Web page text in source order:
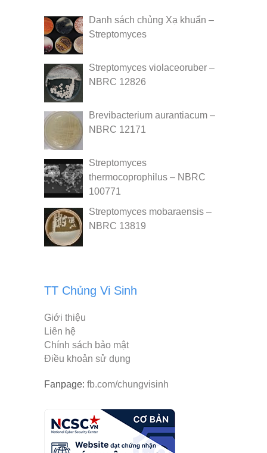
Danh sách chủng Xạ khuẩn –
Streptomyces
Streptomyces violaceoruber –
NBRC 12826
Brevibacterium aurantiacum –
NBRC 12171
Streptomyces
thermocoprophilus – NBRC
100771
Streptomyces mobaraensis –
NBRC 13819
TT Chủng Vi Sinh
Giới thiệu
Liên hệ
Chính sách bảo mật
Điều khoản sử dụng
Fanpage: fb.com/chungvisinh